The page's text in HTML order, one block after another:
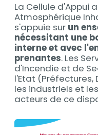
La Cellule d'Appui
Atmosphérique
s'appuie sur un
nécessitant une
interne et avec
prenantes. Les
d'Incendie et de
l'Etat (Préfectures,
les industriels et
acteurs de ce